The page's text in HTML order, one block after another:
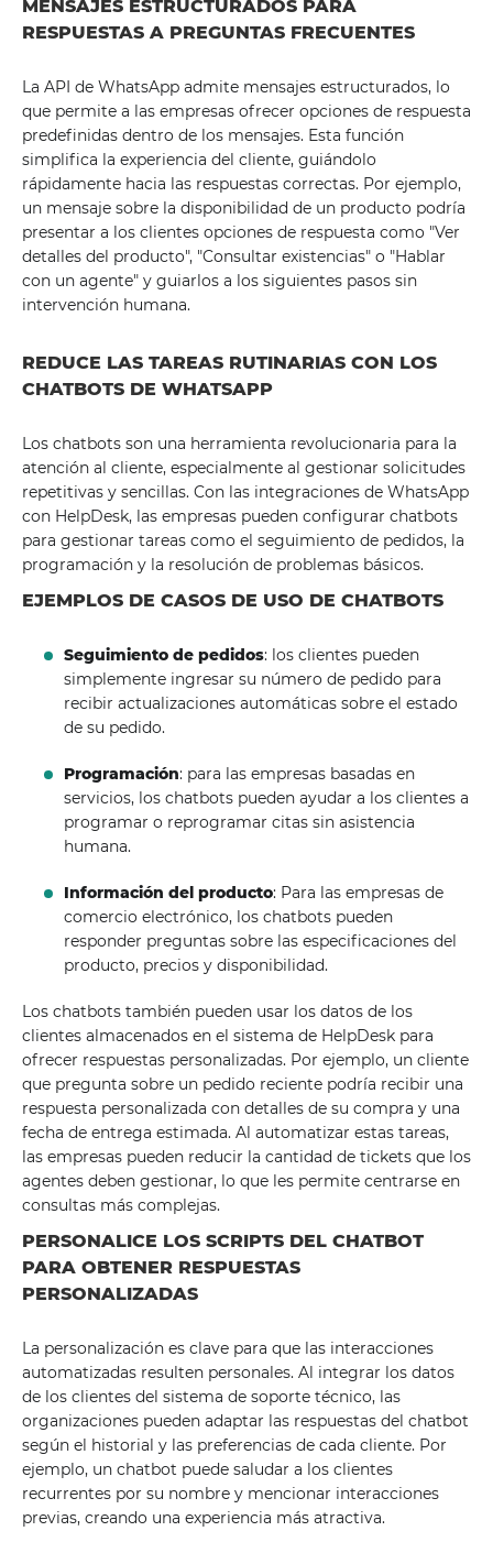
MENSAJES ESTRUCTURADOS PARA
RESPUESTAS A PREGUNTAS FRECUENTES
La API de WhatsApp admite mensajes estructurados, lo
que permite a las empresas ofrecer opciones de respuesta
predefinidas dentro de los mensajes. Esta función
simplifica la experiencia del cliente, guiándolo
rápidamente hacia las respuestas correctas. Por ejemplo,
un mensaje sobre la disponibilidad de un producto podría
presentar a los clientes opciones de respuesta como "Ver
detalles del producto", "Consultar existencias" o "Hablar
con un agente" y guiarlos a los siguientes pasos sin
intervención humana.
REDUCE LAS TAREAS RUTINARIAS CON LOS
CHATBOTS DE WHATSAPP
Los chatbots son una herramienta revolucionaria para la
atención al cliente, especialmente al gestionar solicitudes
repetitivas y sencillas. Con las integraciones de WhatsApp
con HelpDesk, las empresas pueden configurar chatbots
para gestionar tareas como el seguimiento de pedidos, la
programación y la resolución de problemas básicos.
EJEMPLOS DE CASOS DE USO DE CHATBOTS
Seguimiento de pedidos: los clientes pueden
simplemente ingresar su número de pedido para
recibir actualizaciones automáticas sobre el estado
de su pedido.
Programación: para las empresas basadas en
servicios, los chatbots pueden ayudar a los clientes a
programar o reprogramar citas sin asistencia
humana.
Información del producto: Para las empresas de
comercio electrónico, los chatbots pueden
responder preguntas sobre las especificaciones del
producto, precios y disponibilidad.
Los chatbots también pueden usar los datos de los
clientes almacenados en el sistema de HelpDesk para
ofrecer respuestas personalizadas. Por ejemplo, un cliente
que pregunta sobre un pedido reciente podría recibir una
respuesta personalizada con detalles de su compra y una
fecha de entrega estimada. Al automatizar estas tareas,
las empresas pueden reducir la cantidad de tickets que los
agentes deben gestionar, lo que les permite centrarse en
consultas más complejas.
PERSONALICE LOS SCRIPTS DEL CHATBOT
PARA OBTENER RESPUESTAS
PERSONALIZADAS
La personalización es clave para que las interacciones
automatizadas resulten personales. Al integrar los datos
de los clientes del sistema de soporte técnico, las
organizaciones pueden adaptar las respuestas del chatbot
según el historial y las preferencias de cada cliente. Por
ejemplo, un chatbot puede saludar a los clientes
recurrentes por su nombre y mencionar interacciones
previas, creando una experiencia más atractiva.